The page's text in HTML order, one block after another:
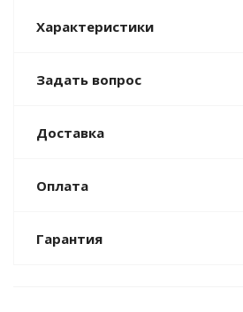
Характеристики
Задать вопрос
Доставка
Оплата
Гарантия